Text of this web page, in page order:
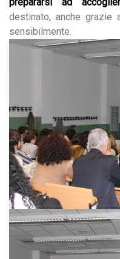
destinato, anche grazie
sensibilmente.